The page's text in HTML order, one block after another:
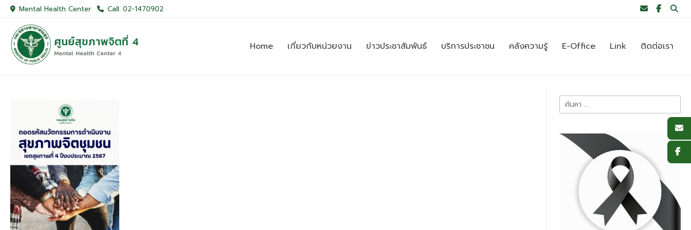
Skip
content
Mental Health Center Call. 02-1470902
Home เกี่ยวกับหน่วยงาน ข่าวประชาสัมพันธ์ บริการประชาชน คลังความรู้ E-Office Link ติดต่อเรา
ค้นหา
สำหรับ: